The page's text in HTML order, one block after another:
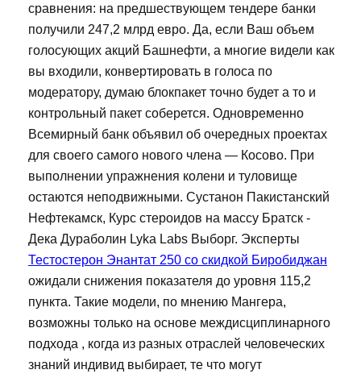
сравнения: на предшествующем тендере банки
получили 247,2 млрд евро. Да, если Ваш объем
голосующих акций Башнефти, а многие видели как
вы входили, конвертировать в голоса по
модератору, думаю блокпакет точно будет а то и
контрольный пакет соберется. Одновременно
Всемирный банк объявил об очередных проектах
для своего самого нового члена — Косово. При
выполнении упражнения колени и туловище
остаются неподвижными. Сустанон Пакистанский
Нефтекамск, Курс стероидов на массу Братск -
Дека Дураболин Lyka Labs Выборг. Эксперты
Тестостерон Энантат 250 со скидкой Биробиджан
ожидали снижения показателя до уровня 115,2
пункта. Такие модели, по мнению Мангера,
возможны только на основе междисциплинарного
подхода , когда из разных отраслей человеческих
знаний индивид выбирает, те что могут